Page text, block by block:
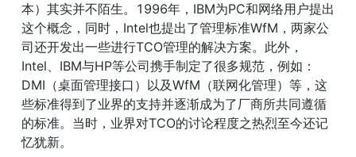
本）其实并不陌生。1996年，IBM为PC和网络用户提出
这个概念，同时，Intel也提出了管理标准WfM，两家公
司还开发出一些进行TCO管理的解决方案。此外，
Intel、IBM与HP等公司携手制定了很多规范，例如：
DMI（桌面管理接口）以及WfM（联网化管理）等，这
些标准得到了业界的支持并逐渐成为了厂商所共同遵循
的标准。当时，业界对TCO的讨论程度之热烈至今还记
忆犹新。